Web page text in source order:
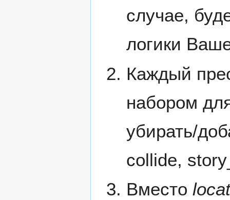
случае,
логики
Каждый
набором
убирать/
collide,
Вместо